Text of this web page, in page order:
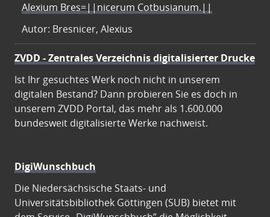
Alexium Bres=||nicerum Cotbusianum.||
Autor: Bresnicer, Alexius
ZVDD - Zentrales Verzeichnis digitalisierter Drucke
Ist Ihr gesuchtes Werk noch nicht in unserem
digitalen Bestand? Dann probieren Sie es doch in
unserem ZVDD Portal, das mehr als 1.600.000
bundesweit digitalisierte Werke nachweist.
DigiWunschbuch
Die Niedersächsische Staats- und
Universitätsbibliothek Göttingen (SUB) bietet mit